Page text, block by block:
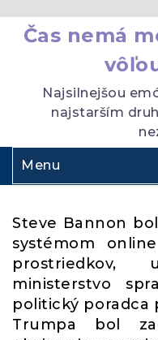
Čas nemá
Najsilnejšou
najstarším
Menu
Steve Bannon
systémom
ministerstvo
politický poradca
Trumpa bol